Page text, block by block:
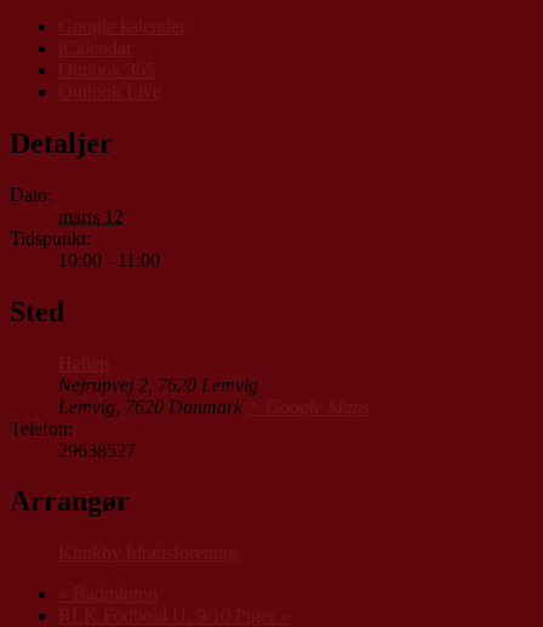
Detaljer
Dato:
marts 12
Tidspunkt:
10:00 - 11:00
Sted
Nejrupvej 2, 7620 Lemvig
Lemvig 7620 Danmark
Telefon:
29638527
Arrangør